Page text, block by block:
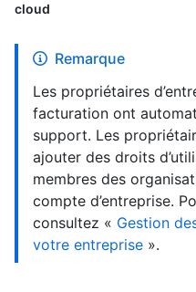
cloud
Remarque
Les propriétaires
facturation ont
support. Les
ajouter des droits
membres des
compte d’entreprise.
consultez « Gestion
votre entreprise ».